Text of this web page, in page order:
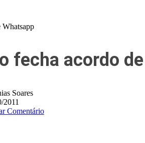
Whatsapp
fecha acordo
Soares
2011
Comentário